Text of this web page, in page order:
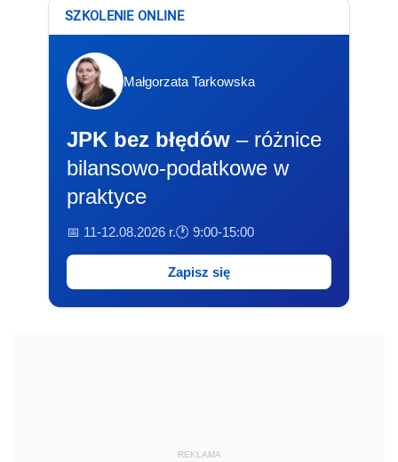
SZKOLENIE ONLINE
Małgorzata Tarkowska
JPK bez błędów – różnice
bilansowo-podatkowe w
praktyce
📅 11-12.08.2026 r.🕐 9:00-15:00
Zapisz się
REKLAMA